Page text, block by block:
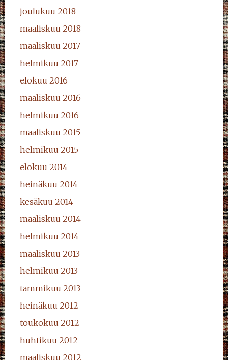
joulukuu 2018
maaliskuu 2018
maaliskuu 2017
helmikuu 2017
elokuu 2016
maaliskuu 2016
helmikuu 2016
maaliskuu 2015
helmikuu 2015
elokuu 2014
heinäkuu 2014
kesäkuu 2014
maaliskuu 2014
helmikuu 2014
maaliskuu 2013
helmikuu 2013
tammikuu 2013
heinäkuu 2012
toukokuu 2012
huhtikuu 2012
maaliskuu 2012